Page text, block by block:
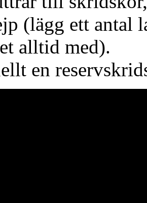
(lägg ett antal
alltid med).
en